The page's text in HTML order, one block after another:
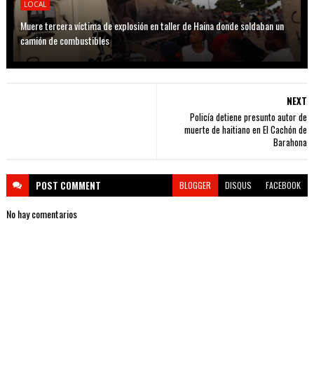
LOCAL
Muere tercera víctima de explosión en taller de Haina donde soldaban un
camión de combustibles
NEXT
Policía detiene presunto autor de
muerte de haitiano en El Cachón de
Barahona
POST COMMENT BLOGGER DISQUS FACEBOOK
No hay comentarios